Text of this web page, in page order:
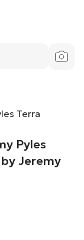
Terra
Pyles
Jeremy